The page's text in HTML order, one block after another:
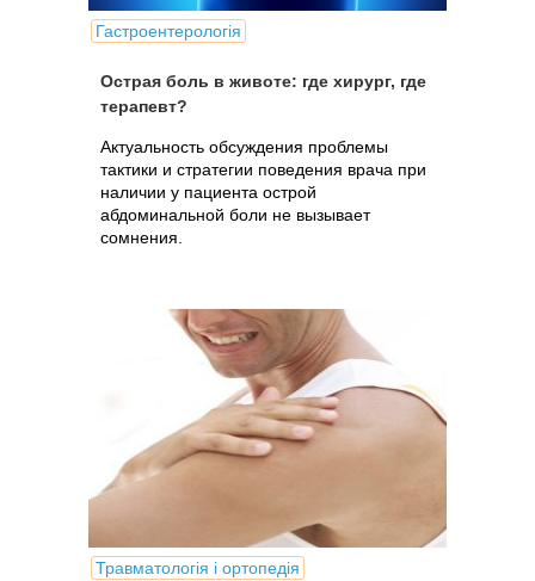
Гастроентерологія
Острая боль в животе: где хирург, где
терапевт?
Актуальность обсуждения проблемы
тактики и стратегии поведения врача при
наличии у пациента острой
абдоминальной боли не вызывает
сомнения.
Травматологія і ортопедія